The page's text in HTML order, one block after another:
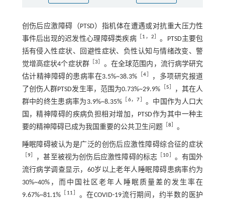
创伤后应激障碍（PTSD）指机体在遭遇或对抗重大压力性
事件后出现的迟发性心理障碍类疾病［1 ， 2］ 。PTSD主要包
括有侵入性症状、回避性症状、负性认知与情绪改变、警
觉增高症状4个症状群 ［3］ 。在全球范围内，流行病学研究
估计精神障碍的患病率在3.5%~38.3% ［4］
，多项研究报道
了创伤人群PTSD发生率，范围为0.73%~29.9% ［5］
，其在人
群中的终生患病率为3.9%~8.35% ［6，7］ 。中国作为人口大
国，精神障碍的疾病负担相对增加，PTSD作为其中一种主
要的精神障碍已成为我国重要的公共卫生问题［8］ 。
睡眠障碍被认为是广泛的创伤后应激性障碍综合征的症状
［9］ ，甚至被视为创伤后应激性障碍的标志 ［10］ 。有国外
流行病学调查显示，60岁以上老年人睡眠障碍患病率约为
30%~40%，而中国社区老年人睡眠质量差的发生率在
9.67%~81.1% ［ 11］ 。在COVID-19流行期间，约半数的医护